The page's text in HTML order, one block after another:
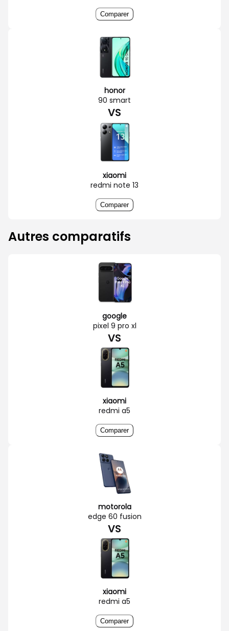
Comparer
honor
90 smart
VS
xiaomi
redmi note 13
Comparer
Autres comparatifs
google
pixel 9 pro xl
VS
xiaomi
redmi a5
Comparer
motorola
edge 60 fusion
VS
xiaomi
redmi a5
Comparer